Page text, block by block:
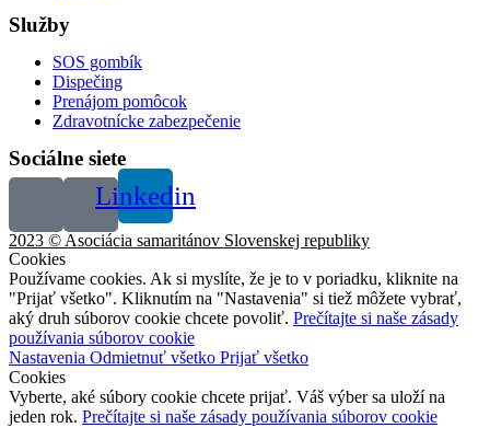
Služby
SOS gombík
Dispečing
Prenájom pomôcok
Zdravotnícke zabezpečenie
Sociálne siete
Linkedin
2023 © Asociácia samaritánov Slovenskej republiky
Cookies
Používame cookies. Ak si myslíte, že je to v poriadku, kliknite na
"Prijať všetko". Kliknutím na "Nastavenia" si tiež môžete vybrať,
aký druh súborov cookie chcete povoliť. Prečítajte si naše zásady
používania súborov cookie
Nastavenia Odmietnuť všetko Prijať všetko
Cookies
Vyberte, aké súbory cookie chcete prijať. Váš výber sa uloží na
jeden rok. Prečítajte si naše zásady používania súborov cookie